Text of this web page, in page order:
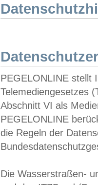
PEGELONLINE stellt
Telemediengesetzes
Abschnitt VI als
PEGELONLINE
die Regeln der
Die Wasserstraßen-